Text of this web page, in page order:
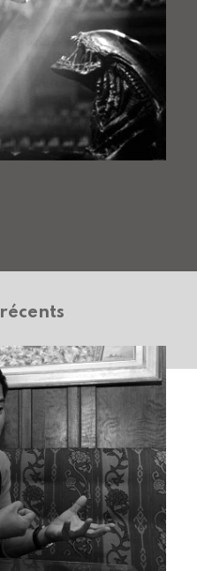
récents